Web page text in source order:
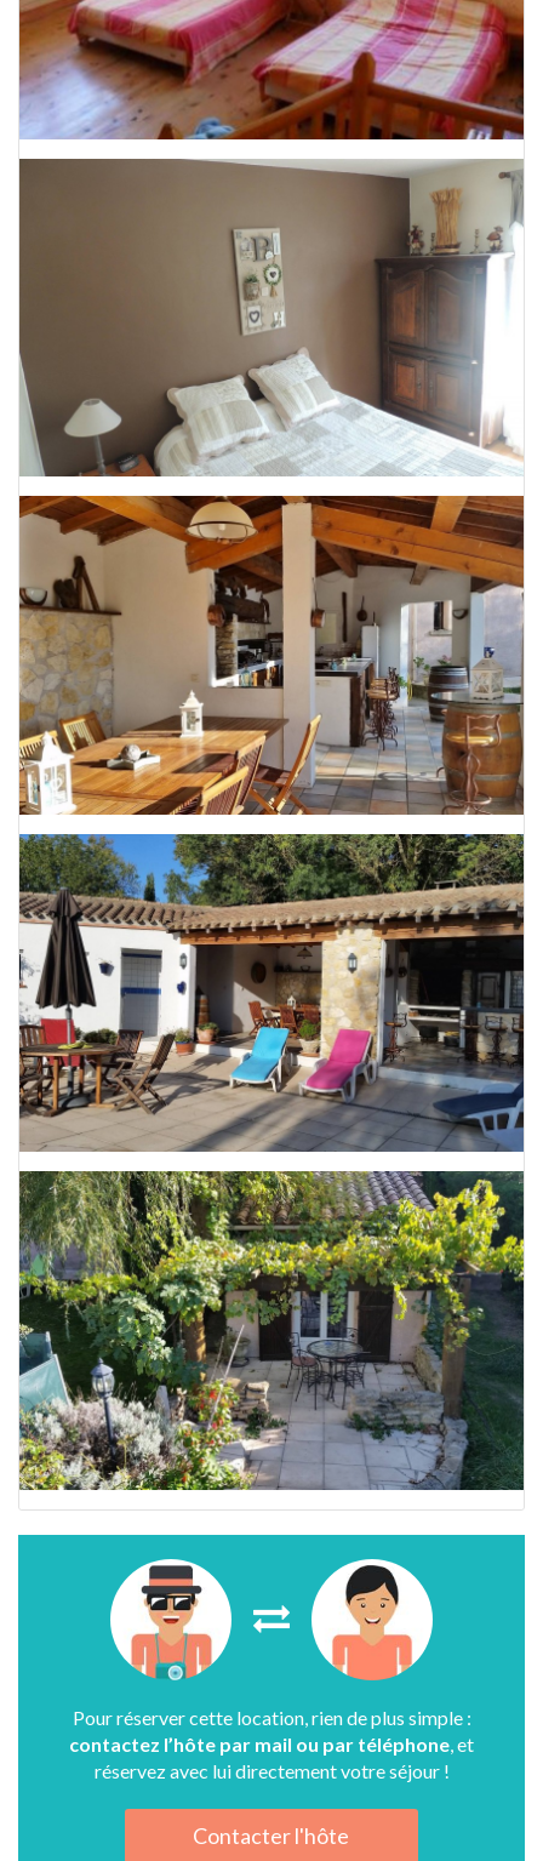
Pour réserver cette location, rien de plus simple :
contactez l’hôte par mail ou par téléphone , et
réservez avec lui directement votre séjour !
Contacter l'hôte